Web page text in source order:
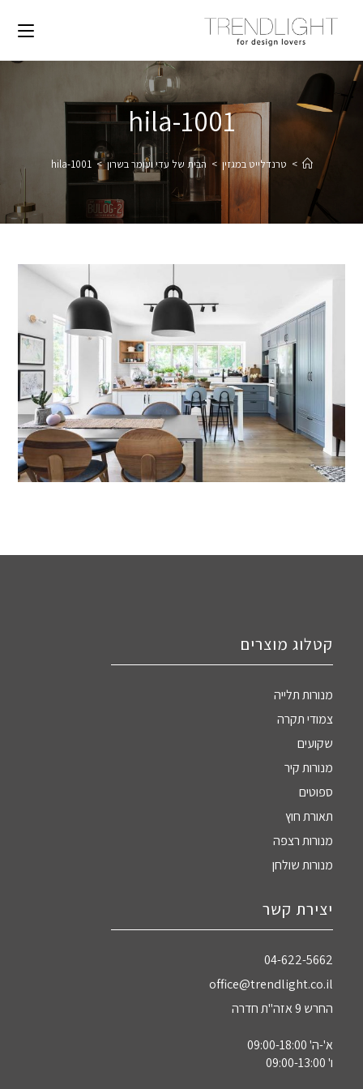
hila-1001
> טרנדלייט במגזין > הבית של עדי ועומר בשרון >
hila-1001
קטלוג מוצרים
מנורות תלייה
צמודי תקרה
שקועים
מנורות קיר
ספוטים
תאורת חוץ
מנורות רצפה
מנורות שולחן
יצירת קשר
04-622-5662‏
office@trendlight.co.il
החרש 9 אזה"ת חדרה
א'-ה' 09:00-18:00
ו' 09:00-13:00